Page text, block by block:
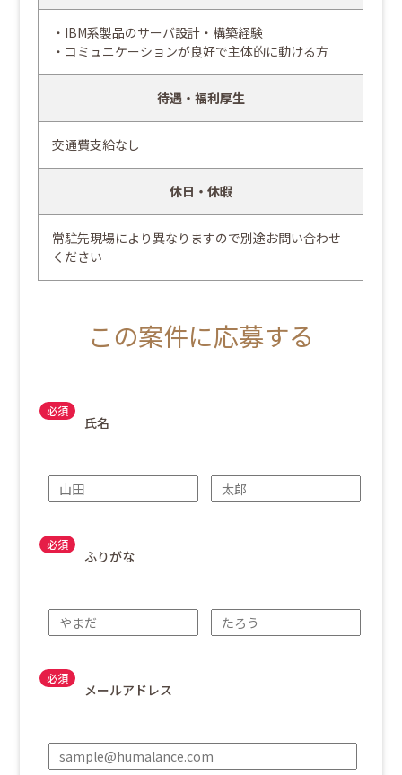
・IBM系製品のサーバ設計・構築経験
・コミュニケーションが良好で主体的に動ける方
待遇・福利厚生
交通費支給なし
休日・休暇
常駐先現場により異なりますので別途お問い合わせ
ください
この案件に応募する
氏名
ふりがな
メールアドレス